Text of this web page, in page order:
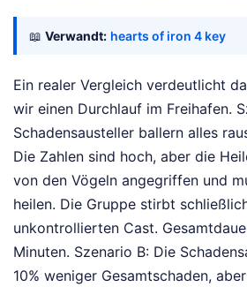
📖 Verwandt: hearts of iron 4 key
Ein realer Vergleich verdeutlicht
wir einen Durchlauf im Freihafen.
Schadensausteller ballern alles
Die Zahlen sind hoch, aber die
von den Vögeln angegriffen und
heilen. Die Gruppe stirbt
unkontrollierten Cast.
Minuten. Szenario B: Die
10% weniger Gesamtschaden,